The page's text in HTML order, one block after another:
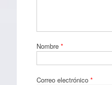
Nombre *
Correo electrónico *